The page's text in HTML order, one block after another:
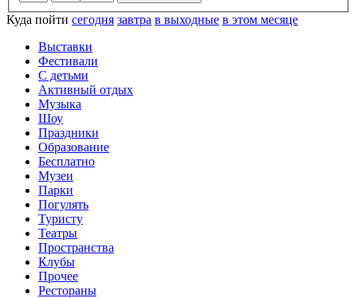
Куда пойти сегодня завтра в выходные в этом месяце
Выставки
Фестивали
С детьми
Активный отдых
Музыка
Шоу
Праздники
Образование
Бесплатно
Музеи
Парки
Погулять
Туристу
Театры
Пространства
Клубы
Прочее
Рестораны